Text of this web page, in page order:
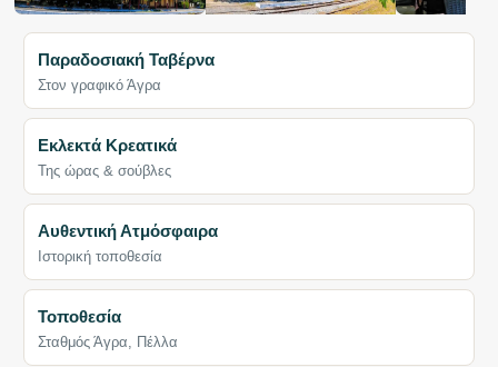
Παραδοσιακή Ταβέρνα
Στον γραφικό Άγρα
Εκλεκτά Κρεατικά
Της ώρας & σούβλες
Αυθεντική Ατμόσφαιρα
Ιστορική τοποθεσία
Τοποθεσία
Σταθμός Άγρα, Πέλλα